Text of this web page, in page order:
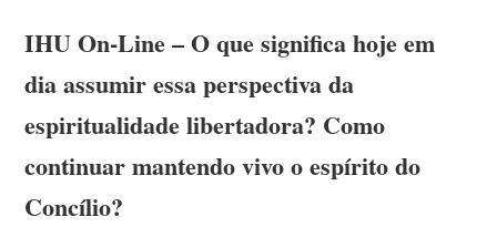
IHU On-Line – O que significa hoje em
dia assumir essa perspectiva da
espiritualidade libertadora? Como
continuar mantendo vivo o espírito do
Concílio?